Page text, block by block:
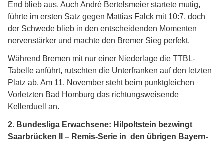
End blieb aus. Auch André Bertelsmeier startete mutig,
führte im ersten Satz gegen Mattias Falck mit 10:7, doch
der Schwede blieb in den entscheidenden Momenten
nervenstärker und machte den Bremer Sieg perfekt.
Während Bremen mit nur einer Niederlage die TTBL-
Tabelle anführt, rutschten die Unterfranken auf den letzten
Platz ab. Am 11. November steht beim punktgleichen
Vorletzten Bad Homburg das richtungsweisende
Kellerduell an.
2. Bundesliga Erwachsene: Hilpoltstein bezwingt
Saarbrücken II – Remis-Serie in den übrigen Bayern-